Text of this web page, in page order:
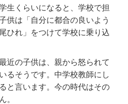
生くらいになると、学校で担
供は「自分に都合の良いよう
ひれ」をつけて学校に乗り込
近の子供は、親から怒られて
るそうです。中学校教師にし
と言います。今の時代はその
。